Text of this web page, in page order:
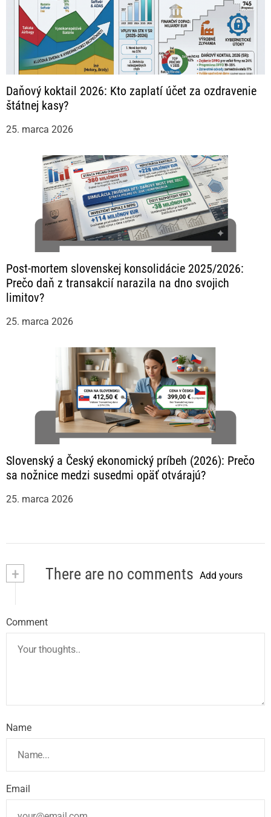
Daňový koktail 2026: Kto zaplatí účet za ozdravenie
štátnej kasy?
25. marca 2026
Post-mortem slovenskej konsolidácie 2025/2026:
Prečo daň z transakcií narazila na dno svojich
limitov?
25. marca 2026
Slovenský a Český ekonomický príbeh (2026): Prečo
sa nožnice medzi susedmi opäť otvárajú?
25. marca 2026
+ There are no comments Add yours
Comment
Name
Email